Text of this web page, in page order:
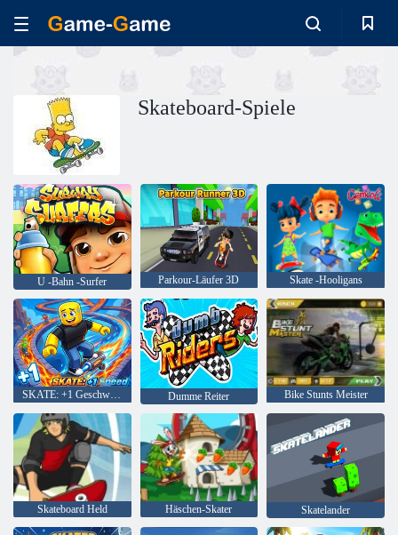
Skateboard-Spiele
U -Bahn -Surfer Parkour-Läufer 3D Skate -Hooligans
SKATE: +1 Geschwindigkeit Dumme Reiter Bike Stunts Meister
Skateboard Held Häschen-Skater Skatelander